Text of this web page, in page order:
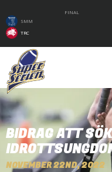
FINAL
SMM
TRC
BIDRAG ATT
NOVEMBER 22ND, 2022